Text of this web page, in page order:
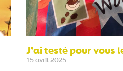
J’ai testé pour vous
15 avril 2025